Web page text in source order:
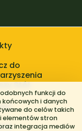
do
Stół
funkcji do
i danych
do celów takich
elementów stron
integracja mediów